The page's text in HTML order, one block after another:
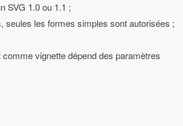
SVG 1.0 ou 1.1 ;
seules les formes simples sont autorisées ;
vignette dépend des paramètres